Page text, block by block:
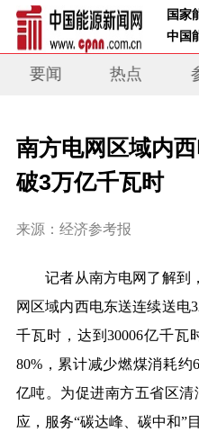
国家
中国
要闻 热点
南方电网区域内
破3万亿千瓦时
来源：经济参考报
记者从南方电网了解到，
网区域内西电东送连续送电
千瓦时，达到30006亿千瓦
80%，累计减少燃煤消耗约
亿吨。为促进南方五省区
应，服务“碳达峰、碳中和”